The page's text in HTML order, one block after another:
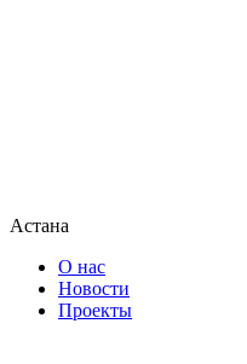
Астана
О нас
Новости
Проекты